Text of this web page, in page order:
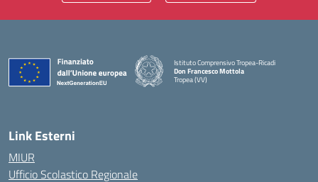
Istituto Comprensivo Tropea-Ricadi
Don Francesco Mottola
Tropea (VV)
— Visita la pagina iniziale della scuola
Link Esterni
MIUR
Ufficio Scolastico Regionale